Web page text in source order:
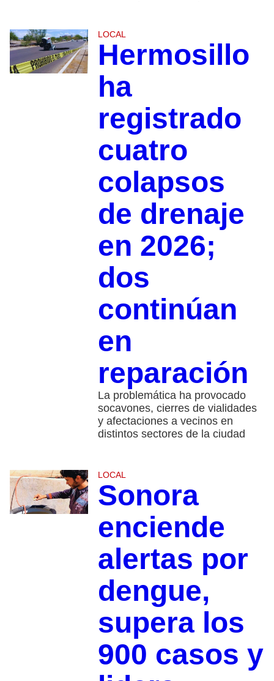
LOCAL
Hermosillo
ha
registrado
cuatro
colapsos
de drenaje
en 2026;
dos
continúan
en
reparación
La problemática ha provocado
socavones, cierres de vialidades
y afectaciones a vecinos en
distintos sectores de la ciudad
LOCAL
Sonora
enciende
alertas por
dengue,
supera los
900 casos y